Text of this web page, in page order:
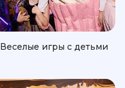
Веселые игры с детьми